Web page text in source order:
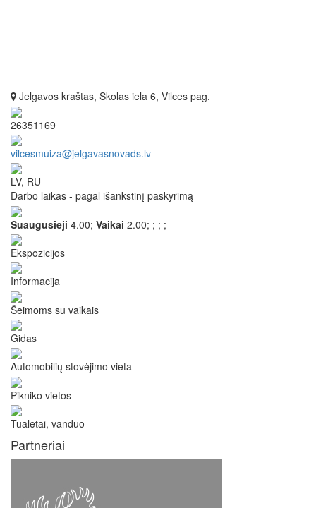
Jelgavos kraštas, Skolas iela 6, Vilces pag.
26351169
vilcesmuiza@jelgavasnovads.lv
LV, RU
Darbo laikas - pagal išankstinį paskyrimą
Suaugusieji 4.00; Vaikai 2.00; ; ; ;
Ekspozicijos
Informacija
Šeimoms su vaikais
Gidas
Automobilių stovėjimo vieta
Pikniko vietos
Tualetai, vanduo
Partneriai